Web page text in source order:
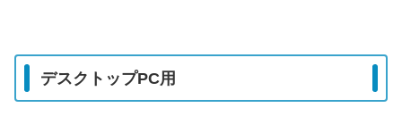
デスクトップPC用